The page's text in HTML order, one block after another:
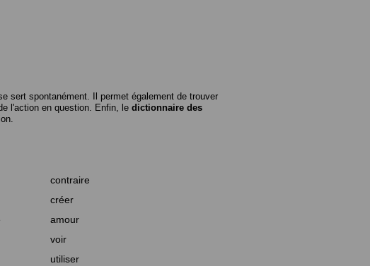
sert spontanément. Il permet également de trouver
l'action en question. Enfin, le dictionnaire des
contraire
créer
amour
voir
utiliser